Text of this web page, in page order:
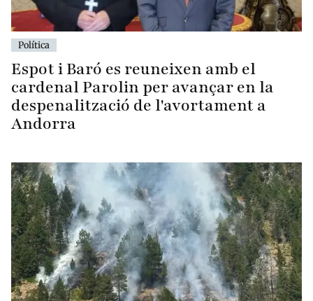
Política
Espot i Baró es reuneixen amb el
cardenal Parolin per avançar en la
despenalització de l'avortament a
Andorra